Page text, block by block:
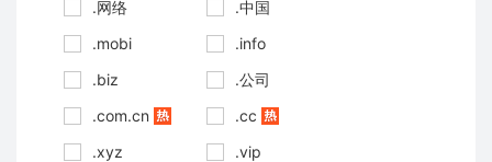
.网络
.中国
.mobi
.info
.biz
.公司
.com.cn
.cc
.xyz
.vip